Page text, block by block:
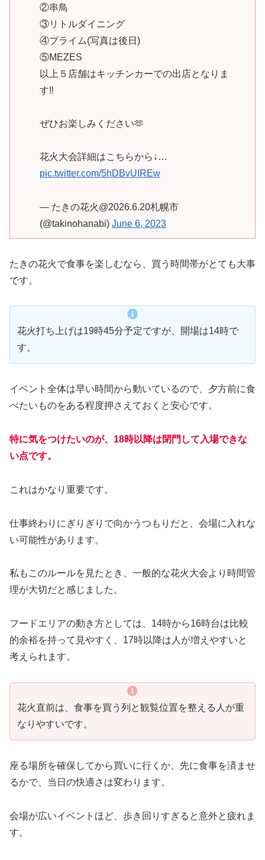
②串鳥
③リトルダイニング
④プライム(写真は後日)
⑤MEZES
以上５店舗はキッチンカーでの出店となりま
す‼️
ぜひお楽しみください🫶
花火大会詳細はこちらから↓…
pic.twitter.com/5hDBvUIREw
— たきの花火@2026.6.20札幌市
(@takinohanabi) June 6, 2023
たきの花火で食事を楽しむなら、買う時間帯がとても大事
です。
花火打ち上げは19時45分予定ですが、開場は14時で
す。
イベント全体は早い時間から動いているので、夕方前に食
べたいものをある程度押さえておくと安心です。
特に気をつけたいのが、18時以降は閉門して入場できな
い点です。
これはかなり重要です。
仕事終わりにぎりぎりで向かうつもりだと、会場に入れな
い可能性があります。
私もこのルールを見たとき、一般的な花火大会より時間管
理が大切だと感じました。
フードエリアの動き方としては、14時から16時台は比較
的余裕を持って見やすく、17時以降は人が増えやすいと
考えられます。
花火直前は、食事を買う列と観覧位置を整える人が重
なりやすいです。
座る場所を確保してから買いに行くか、先に食事を済ませ
るかで、当日の快適さは変わります。
会場が広いイベントほど、歩き回りすぎると意外と疲れま
す。